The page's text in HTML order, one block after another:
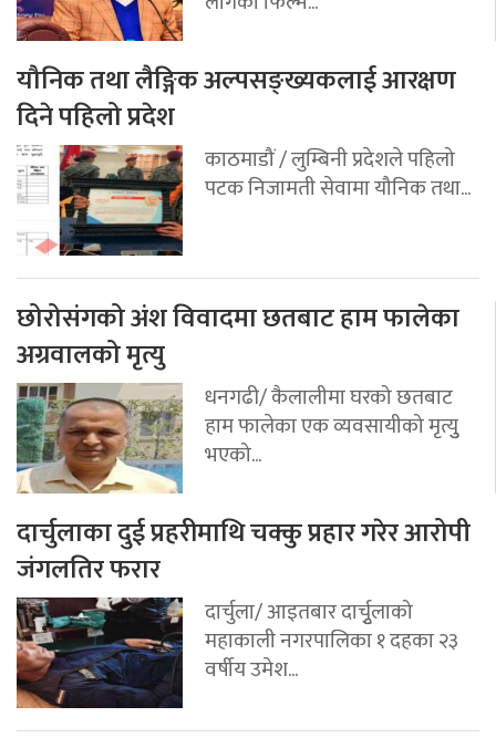
यौनिक तथा लैङ्गिक अल्पसङ्ख्यकलाई आरक्षण
दिने पहिलो प्रदेश
काठमाडौं / लुम्बिनी प्रदेशले पहिलो
पटक निजामती सेवामा यौनिक तथा...
छोरोसंगको अंश विवादमा छतबाट हाम फालेका
अग्रवालको मृत्यु
धनगढी/ कैलालीमा घरको छतबाट
हाम फालेका एक व्यवसायीको मृत्युु
भएको...
दार्चुलाका दुई प्रहरीमाथि चक्कु प्रहार गरेर आरोपी
जंगलतिर फरार
दार्चुला/ आइतबार दार्चुृलाको
महाकाली नगरपालिका १ दहका २३
वर्षीय उमेश...